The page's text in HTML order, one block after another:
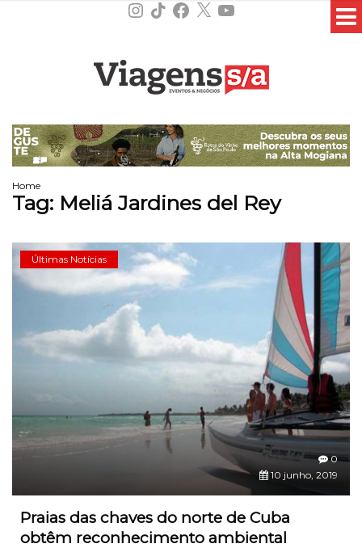
Instagram
TikTokFacebook
X YouTube
Home
Tag: Meliá Jardines del Rey
Últimas Notícias
0
10 junho, 2019
Praias das chaves do norte de Cuba
obtêm reconhecimento ambiental